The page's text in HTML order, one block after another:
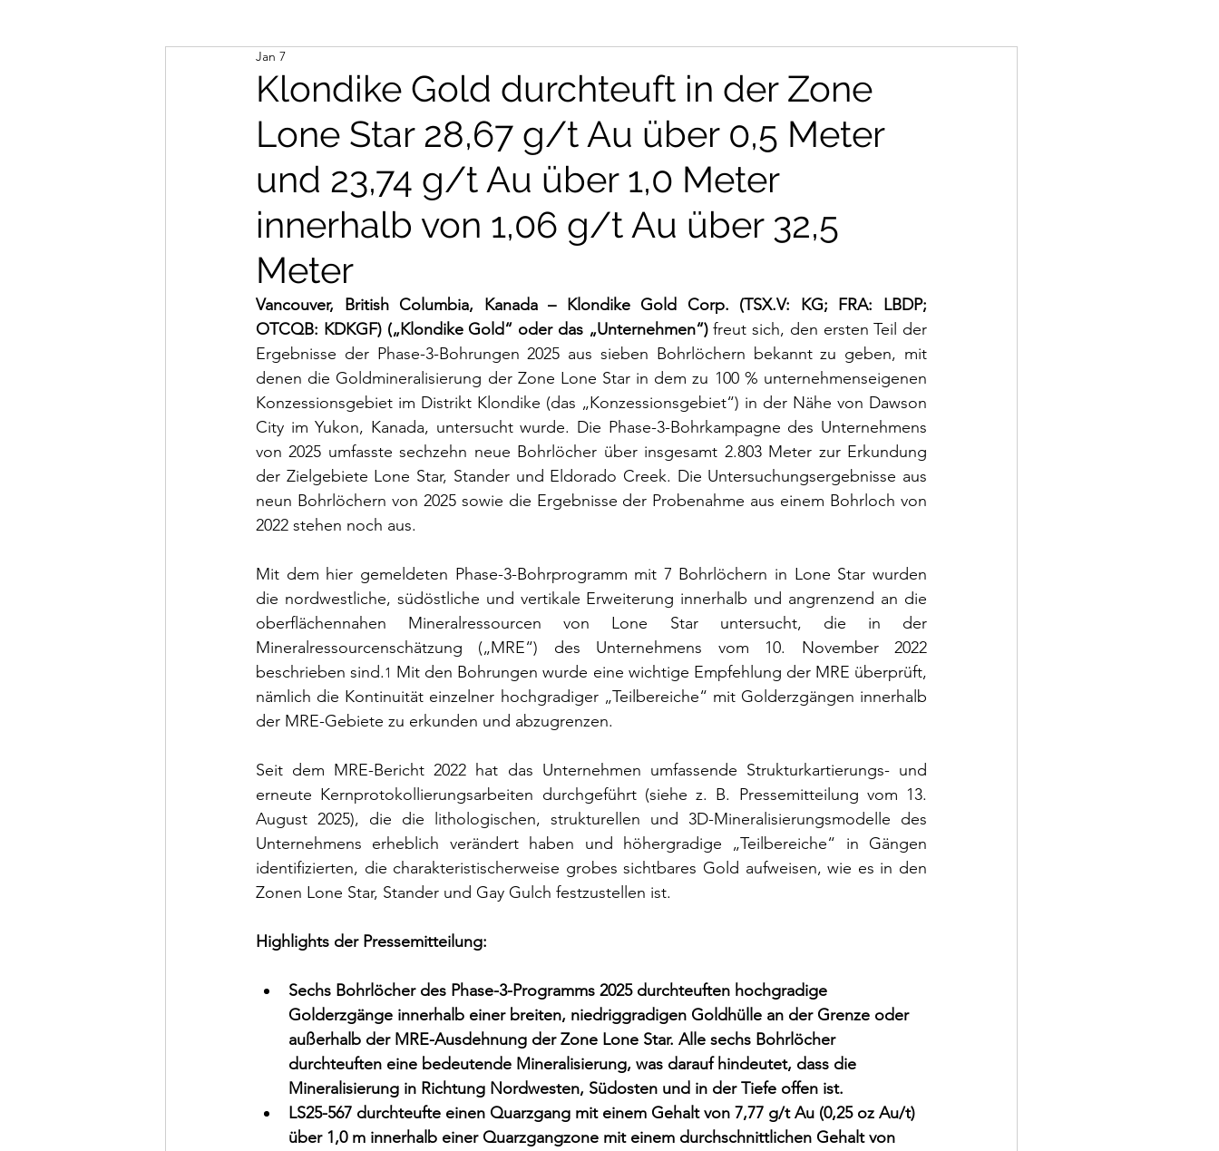
Klondike Gold durchteuft in der Zone
Lone Star 28,67 g/t Au über 0,5 Meter
und 23,74 g/t Au über 1,0 Meter
innerhalb von 1,06 g/t Au über 32,5
Meter
Jan 7
Vancouver, British Columbia, Kanada – Klondike Gold Corp. (TSX.V: KG; FRA: LBDP;
OTCQB: KDKGF) („Klondike Gold“ oder das „Unternehmen“) freut sich, den ersten Teil der
Ergebnisse der Phase-3-Bohrungen 2025 aus sieben Bohrlöchern bekannt zu geben, mit
denen die Goldmineralisierung der Zone Lone Star in dem zu 100 % unternehmenseigenen
Konzessionsgebiet im Distrikt Klondike (das „Konzessionsgebiet“) in der Nähe von Dawson
City im Yukon, Kanada, untersucht wurde. Die Phase-3-Bohrkampagne des Unternehmens
von 2025 umfasste sechzehn neue Bohrlöcher über insgesamt 2.803 Meter zur Erkundung
der Zielgebiete Lone Star, Stander und Eldorado Creek. Die Untersuchungsergebnisse aus
neun Bohrlöchern von 2025 sowie die Ergebnisse der Probenahme aus einem Bohrloch von
2022 stehen noch aus.
Mit dem hier gemeldeten Phase-3-Bohrprogramm mit 7 Bohrlöchern in Lone Star wurden
die nordwestliche, südöstliche und vertikale Erweiterung innerhalb und angrenzend an die
oberflächennahen Mineralressourcen von Lone Star untersucht, die in der
Mineralressourcenschätzung („MRE“) des Unternehmens vom 10. November 2022
beschrieben sind.1 Mit den Bohrungen wurde eine wichtige Empfehlung der MRE überprüft,
nämlich die Kontinuität einzelner hochgradiger „Teilbereiche“ mit Golderzgängen innerhalb
der MRE-Gebiete zu erkunden und abzugrenzen.
Seit dem MRE-Bericht 2022 hat das Unternehmen umfassende Strukturkartierungs- und
erneute Kernprotokollierungsarbeiten durchgeführt (siehe z. B. Pressemitteilung vom 13.
August 2025), die die lithologischen, strukturellen und 3D-Mineralisierungsmodelle des
Unternehmens erheblich verändert haben und höhergradige „Teilbereiche“ in Gängen
identifizierten, die charakteristischerweise grobes sichtbares Gold aufweisen, wie es in den
Zonen Lone Star, Stander und Gay Gulch festzustellen ist.
Highlights der Pressemitteilung:
Sechs Bohrlöcher des Phase-3-Programms 2025 durchteuften hochgradige
Golderzgänge innerhalb einer breiten, niedriggradigen Goldhülle an der Grenze oder
außerhalb der MRE-Ausdehnung der Zone Lone Star. Alle sechs Bohrlöcher
durchteuften eine bedeutende Mineralisierung, was darauf hindeutet, dass die
Mineralisierung in Richtung Nordwesten, Südosten und in der Tiefe offen ist.
LS25-567 durchteufte einen Quarzgang mit einem Gehalt von 7,77 g/t Au (0,25 oz Au/t)
über 1,0 m innerhalb einer Quarzgangzone mit einem durchschnittlichen Gehalt von